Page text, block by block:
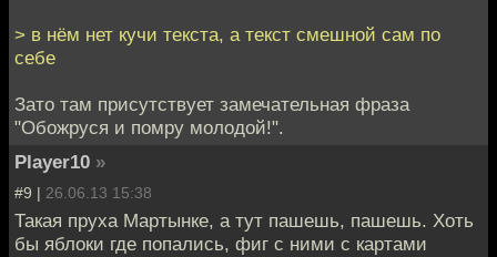
> в нём нет кучи текста, а текст смешной сам по
себе
Зато там присутствует замечательная фраза
"Обожруся и помру молодой!".
Player10 »
#9 | 26.06.13 15:38
Такая пруха Мартынке, а тут пашешь, пашешь. Хоть
бы яблоки где попались, фиг с ними с картами